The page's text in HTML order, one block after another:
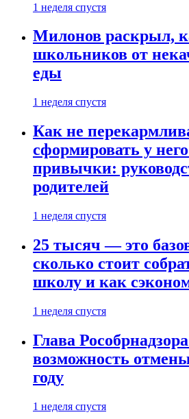
1 неделя спустя
Милонов раскрыл,
школьников от
еды
1 неделя спустя
Как не
сформировать у
привычки:
родителей
1 неделя спустя
25 тысяч — это
сколько стоит
школу и как
1 неделя спустя
Глава
возможность
году
1 неделя спустя